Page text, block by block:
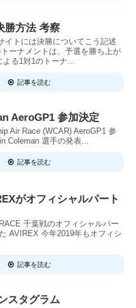
勝方法 考察
イトには決勝についてこう記述
ーナメントは、予選を勝ち上が
よる1対1のトーナ...
記事を読む
AeroGP1 参加決定
Air Race (WCAR) AeroGP1 参
Coleman 選手の発表...
記事を読む
がオフィシャルパート
千葉戦のオフィシャルパー
AVIREX 今年2019年もオフィシ
記事を読む
スタグラム